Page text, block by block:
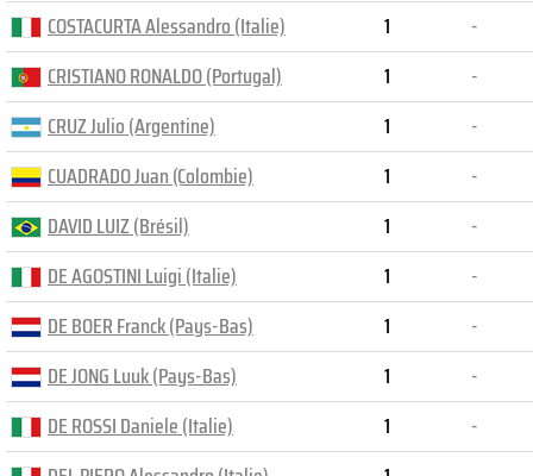
COSTACURTA Alessandro (Italie)
CRISTIANO RONALDO (Portugal)
CRUZ Julio (Argentine)
CUADRADO Juan (Colombie)
DAVID LUIZ (Brésil)
DE AGOSTINI Luigi (Italie)
DE BOER Franck (Pays-Bas)
DE JONG Luuk (Pays-Bas)
DE ROSSI Daniele (Italie)
1
-
1
-
1
-
1
-
1
-
1
-
1
-
1
-
1
-